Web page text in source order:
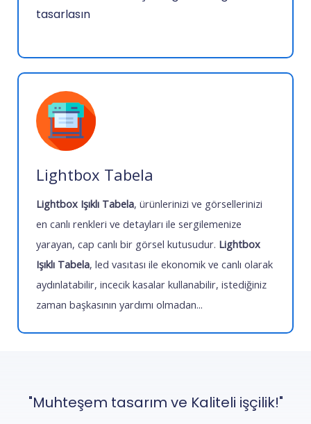
tasarlasın
Lightbox Tabela
Lightbox Işıklı Tabela, ürünlerinizi ve görsellerinizi
en canlı renkleri ve detayları ile sergilemenize
yarayan, cap canlı bir görsel kutusudur. Lightbox
Işıklı Tabela, led vasıtası ile ekonomik ve canlı olarak
aydınlatabilir, incecik kasalar kullanabilir, istediğiniz
zaman başkasının yardımı olmadan...
"Muhteşem tasarım ve Kaliteli işçilik!"